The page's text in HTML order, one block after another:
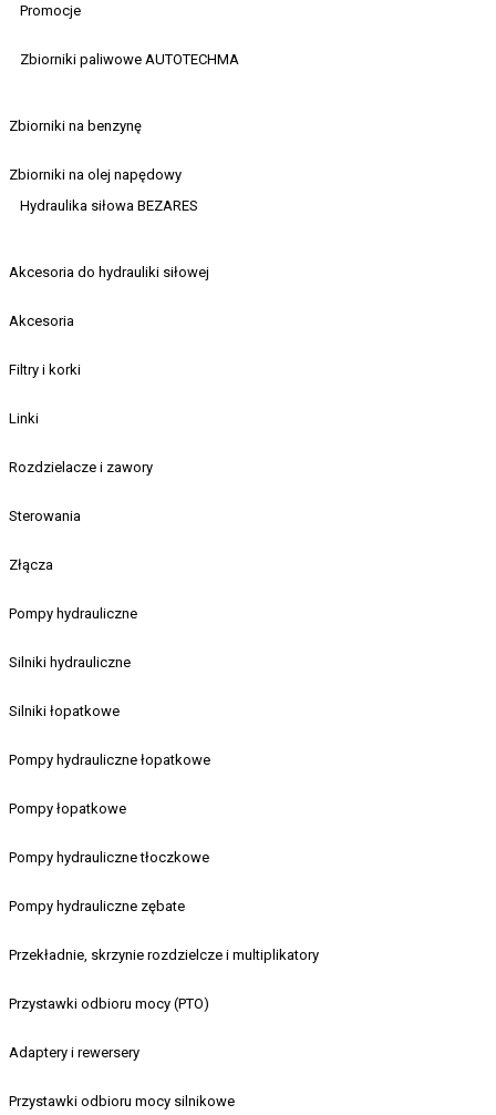
Promocje
Zbiorniki paliwowe AUTOTECHMA
Zbiorniki na benzynę
Zbiorniki na olej napędowy
Hydraulika siłowa BEZARES
Akcesoria do hydrauliki siłowej
Akcesoria
Filtry i korki
Linki
Rozdzielacze i zawory
Sterowania
Złącza
Pompy hydrauliczne
Silniki hydrauliczne
Silniki łopatkowe
Pompy hydrauliczne łopatkowe
Pompy łopatkowe
Pompy hydrauliczne tłoczkowe
Pompy hydrauliczne zębate
Przekładnie, skrzynie rozdzielcze i multiplikatory
Przystawki odbioru mocy (PTO)
Adaptery i rewersery
Przystawki odbioru mocy silnikowe